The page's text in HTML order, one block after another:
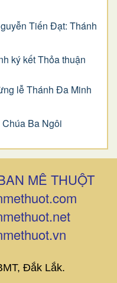
Tiến Đạt: Thánh
ký kết Thỏa thuận
lễ Thánh Đa Minh
Ba Ngôi
MÊ THUỘT
Đắk Lắk.